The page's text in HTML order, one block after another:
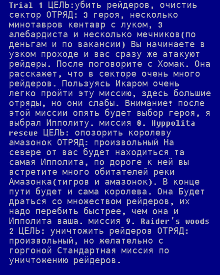
Trial 1 ЦЕЛЬ:убить рейдеров, очистиь
сектор ОТРЯД: 3 героя, несколько
минотавров кентавр с луком, 3
алебардиста и несколько мечников(по
деньгам и по вакансии) Вы начинаете в
узком проходе и вас сразу же атакуют
рейдеры. После поговорите с Хомак. Она
расскажет, что в секторе очень много
рейдеров. Пользуясь Икаром очень
легко пройти эту миссию, здесь большие
отряды, но они слабы. Внимание! после
этой миссии опять будет выбор героя, я
выбрал Ипполиту. миссия 8. Hyppolita
rescue ЦЕЛЬ: опозорить королеву
амазонок ОТРЯД: произвольный На
севере от вас будет находиться та
самая Ипполита, по дороге к ней вы
встретите много обитателей реки
Амазонка(тигров и амазонок). В конце
пути будет и сама королева. Она Будет
драться со множеством рейдеров, их
надо перебить быстрее, чем она и
Ипполита ваша. миссия 9. Raider’s woods
2 ЦЕЛЬ: уничтожить рейдеров ОТРЯД:
произвольный, но желательно с
горгоной Стандартная миссия по
уничтожению рейдеров.